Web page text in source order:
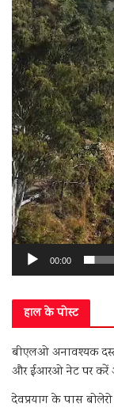
00:00
हाल के पोस्ट
बीएलओ अनावश्यक
और ईआरओ नेट पर करें
देवप्रयाग के पास